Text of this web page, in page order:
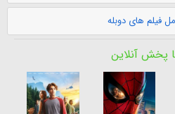
فیلم های دوبله
پخش آنلاین